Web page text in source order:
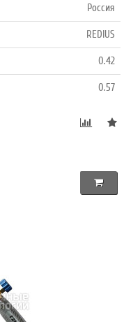
Россия
REDIUS
0.42
0.57